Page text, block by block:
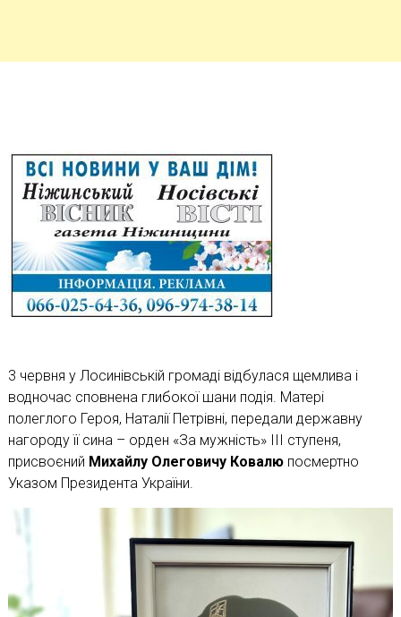
3 червня у Лосинівській громаді відбулася щемлива і
водночас сповнена глибокої шани подія. Матері
полеглого Героя, Наталії Петрівні, передали державну
нагороду її сина – орден «За мужність» ІІІ ступеня,
присвоєний Михайлу Олеговичу Ковалю посмертно
Указом Президента України.